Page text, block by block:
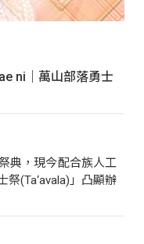
ni｜萬山部落勇士
典，現今配合族人工
(Ta‘avala)」凸顯辦